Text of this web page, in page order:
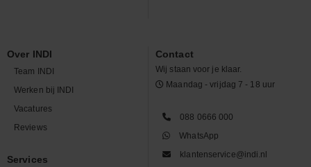
Over INDI
Team INDI
Werken bij INDI
Vacatures
Reviews
Services
Contact
Wij staan voor je klaar.
Maandag - vrijdag 7 - 18 uur
088 0666 000
WhatsApp
klantenservice@indi.nl